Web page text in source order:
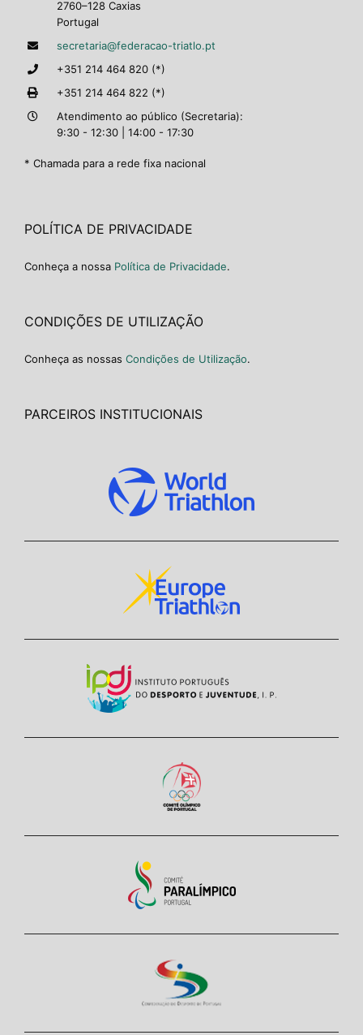
2760–128 Caxias
Portugal
secretaria@federacao-triatlo.pt
+351 214 464 820 (*)
+351 214 464 822 (*)
Atendimento ao público (Secretaria):
9:30 - 12:30 | 14:00 - 17:30
* Chamada para a rede fixa nacional
POLÍTICA DE PRIVACIDADE
Conheça a nossa Política de Privacidade.
CONDIÇÕES DE UTILIZAÇÃO
Conheça as nossas Condições de Utilização.
PARCEIROS INSTITUCIONAIS